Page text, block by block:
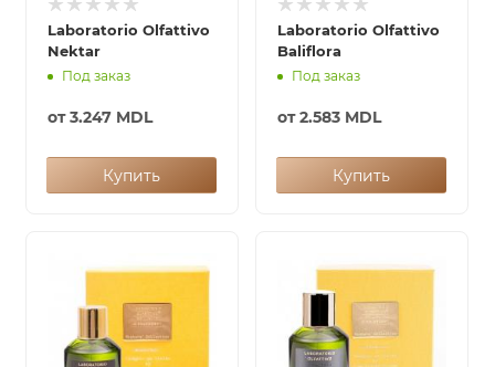
Laboratorio Olfattivo
Nektar
Под заказ
от3.247 MDL
Купить
Laboratorio Olfattivo
Baliflora
Под заказ
от2.583 MDL
Купить